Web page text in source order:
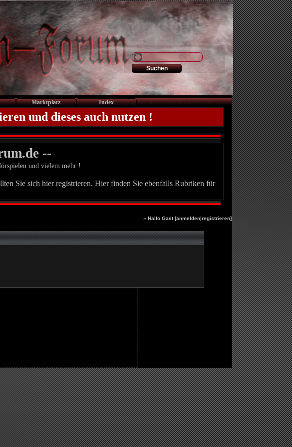
Marktplatz Index
und dieses auch nutzen !
--
und vielem mehr !
Sie sich hier registrieren. Hier finden Sie ebenfalls Rubriken für
» Hallo Gast [anmelden|registrieren]